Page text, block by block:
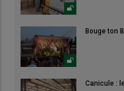
Bouge ton
Canicule :